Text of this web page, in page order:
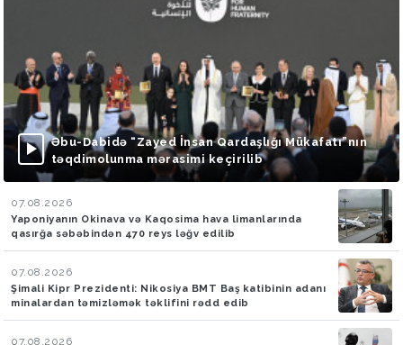
Əbu-Dabidə “Zayed İnsan Qardaşlığı Mükafatı”nın
təqdimolunma mərasimi keçirilib
07.08.2026
Yaponiyanın Okinava və Kaqosima hava limanlarında
qasırğa səbəbindən 470 reys ləğv edilib
07.08.2026
Şimali Kipr Prezidenti: Nikosiya BMT Baş katibinin adanı
minalardan təmizləmək təklifini rədd edib
07.08.2026